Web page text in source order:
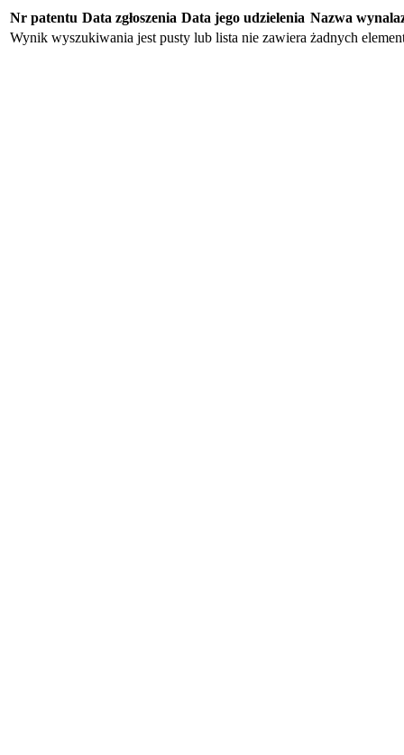
Nr patentu Data zgłoszenia Data jego udzielenia Nazwa
Wynik wyszukiwania jest pusty lub lista nie zawiera żadnych